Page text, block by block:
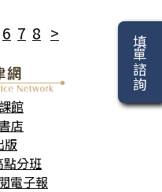
6 7 8 >
填單諮詢
館
店
版
點分班
電子報